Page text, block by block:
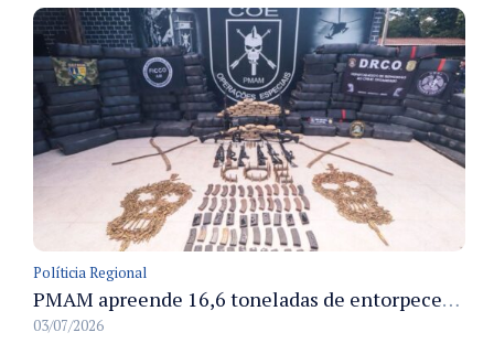
Políticia Regional
PMAM apreende 16,6 toneladas de entorpecentes e registra aumento nas prisões em flagrante e nas capturas de foragidos no primeiro semestre de 2026
03/07/2026